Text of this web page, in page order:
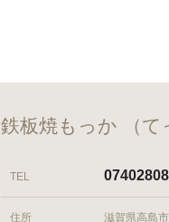
鉄板焼もっか （
TEL
住所
滋賀県高島